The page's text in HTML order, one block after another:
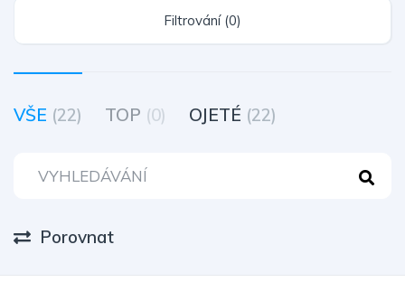
Filtrování (0)
VŠE (22) TOP (0) OJETÉ (22)
Porovnat